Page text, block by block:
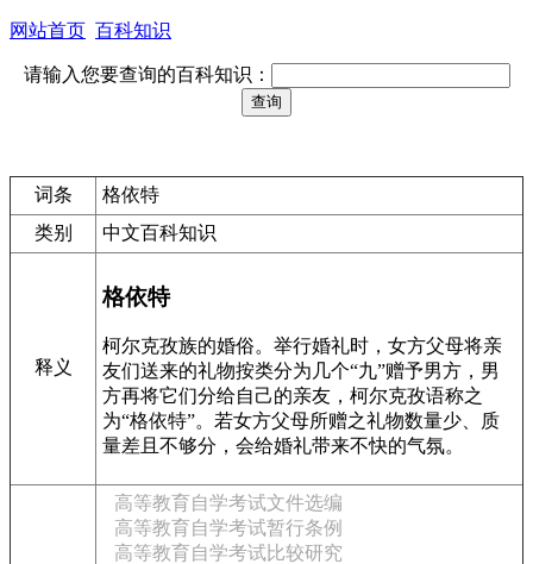
网站首页 百科知识
请输入您要查询的百科知识：
词条
格依特
类别
中文百科知识
释义
格依特
柯尔克孜族的婚俗。举行婚礼时，女方父母将亲
友们送来的礼物按类分为几个“九”赠予男方，男
方再将它们分给自己的亲友，柯尔克孜语称之
为“格依特”。若女方父母所赠之礼物数量少、质
量差且不够分，会给婚礼带来不快的气氛。
高等教育自学考试文件选编
高等教育自学考试暂行条例
高等教育自学考试比较研究